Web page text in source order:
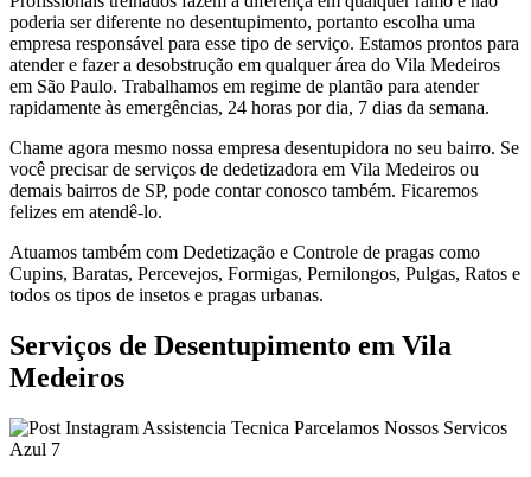
poderia ser diferente no desentupimento, portanto escolha uma
empresa responsável para esse tipo de serviço. Estamos prontos para
atender e fazer a desobstrução em qualquer área do Vila Medeiros
em São Paulo. Trabalhamos em regime de plantão para atender
rapidamente às emergências, 24 horas por dia, 7 dias da semana.
Chame agora mesmo nossa empresa desentupidora no seu bairro. Se
você precisar de serviços de dedetizadora em Vila Medeiros ou
demais bairros de SP, pode contar conosco também. Ficaremos
felizes em atendê-lo.
Atuamos também com Dedetização e Controle de pragas como
Cupins, Baratas, Percevejos, Formigas, Pernilongos, Pulgas, Ratos e
todos os tipos de insetos e pragas urbanas.
Serviços de Desentupimento em Vila
Medeiros